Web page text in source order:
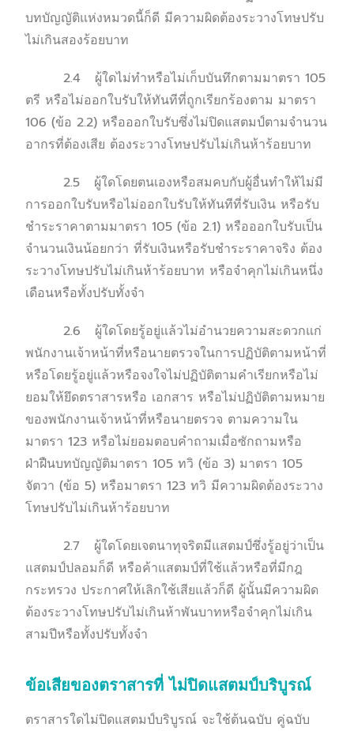
บทบัญญัติแห่งหมวดนี้ก็ดี มีความผิดต้องระวางโทษปรับ
ไม่เกินสองร้อยบาท
2.4 ผู้ใดไม่ทำหรือไม่เก็บบันทึกตามมาตรา 105
ตรี หรือไม่ออกใบรับให้ทันทีที่ถูกเรียกร้องตาม มาตรา
106 (ข้อ 2.2) หรือออกใบรับซึ่งไม่ปิดแสตมป์ตามจำนวน
อากรที่ต้องเสีย ต้องระวางโทษปรับไม่เกินห้าร้อยบาท
2.5 ผู้ใดโดยตนเองหรือสมคบกับผู้อื่นทำให้ไม่มี
การออกใบรับหรือไม่ออกใบรับให้ทันทีที่รับเงิน หรือรับ
ชำระราคาตามมาตรา 105 (ข้อ 2.1) หรือออกใบรับเป็น
จำนวนเงินน้อยกว่า ที่รับเงินหรือรับชำระราคาจริง ต้อง
ระวางโทษปรับไม่เกินห้าร้อยบาท หรือจำคุกไม่เกินหนึ่ง
เดือนหรือทั้งปรับทั้งจำ
2.6 ผู้ใดโดยรู้อยู่แล้วไม่อำนวยความสะดวกแก่
พนักงานเจ้าหน้าที่หรือนายตรวจในการปฏิบัติตามหน้าที่
หรือโดยรู้อยู่แล้วหรือจงใจไม่ปฏิบัติตามคำเรียกหรือไม่
ยอมให้ยึดตราสารหรือ เอกสาร หรือไม่ปฏิบัติตามหมาย
ของพนักงานเจ้าหน้าที่หรือนายตรวจ ตามความใน
มาตรา 123 หรือไม่ยอมตอบคำถามเมื่อซักถามหรือ
ฝ่าฝืนบทบัญญัติมาตรา 105 ทวิ (ข้อ 3) มาตรา 105
จัตวา (ข้อ 5) หรือมาตรา 123 ทวิ มีความผิดต้องระวาง
โทษปรับไม่เกินห้าร้อยบาท
2.7 ผู้ใดโดยเจตนาทุจริตมีแสตมป์ซึ่งรู้อยู่ว่าเป็น
แสตมป์ปลอมก็ดี หรือค้าแสตมป์ที่ใช้แล้วหรือที่มีกฎ
กระทรวง ประกาศให้เลิกใช้เสียแล้วก็ดี ผู้นั้นมีความผิด
ต้องระวางโทษปรับไม่เกินห้าพันบาทหรือจำคุกไม่เกิน
สามปีหรือทั้งปรับทั้งจำ
ข้อเสียของตราสารที่ ไม่ปิดแสตมป์บริบูรณ์
ตราสารใดไม่ปิดแสตมป์บริบูรณ์ จะใช้ต้นฉบับ คู่ฉบับ